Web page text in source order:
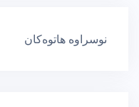
نوسراوە هاتوەکان